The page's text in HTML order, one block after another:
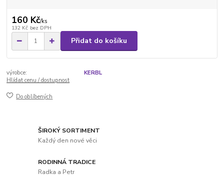
160 Kč/ks
132 Kč bez DPH
Přidat do košíku
výrobce:
KERBL
Hlídat cenu / dostupnost
Do oblíbených
ŠIROKÝ SORTIMENT
Každý den nové věci
RODINNÁ TRADICE
Radka a Petr